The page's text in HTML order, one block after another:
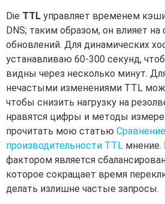
Die TTL управляет временем
DNS; таким образом, он влияет на
обновлений. Для динамических
устанавливаю 60-300 секунд,
видны через несколько минут.
нечастыми изменениями TTL
чтобы снизить нагрузку на
нравятся цифры и методы
прочитать мою статью Сравнение
производительности TTL
фактором является
которое сокращает время
делать излишне частые запросы.